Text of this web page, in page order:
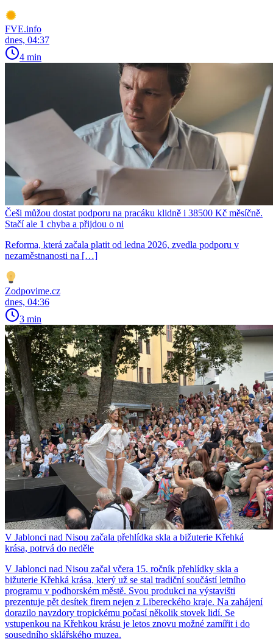
FVE.info
dnes, 04:37
4 min
Češi můžou dostat podporu na pracáku klidně i 38500 Kč měsíčně.
Stačí ale 1 chyba a přijdou o ni
Reforma, která začala platit od ledna 2026, zvedla podporu v
nezaměstnanosti na […]
Zodpovime.cz
dnes, 04:36
3 min
V Jablonci nad Nisou začala přehlídka skla a bižuterie Křehká
krása, potrvá do neděle
V Jablonci nad Nisou začal včera 15. ročník přehlídky skla a
bižuterie Křehká krása, který už se stal tradiční součástí letního
programu v podhorském městě. Svou produkci na výstavišti
prezentuje pět desítek firem nejen z Libereckého kraje. Na zahájení
dorazilo navzdory tropickému počasí několik stovek lidí. Se
vstupenkou na Křehkou krásu je letos znovu možné zamířit i do
sousedního sklářského muzea.